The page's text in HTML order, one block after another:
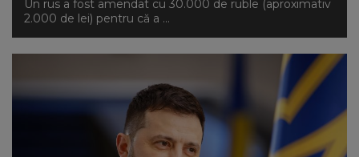
Un rus a fost amendat cu 30.000 de ruble (aproximativ
2.000 de lei) pentru că a ...